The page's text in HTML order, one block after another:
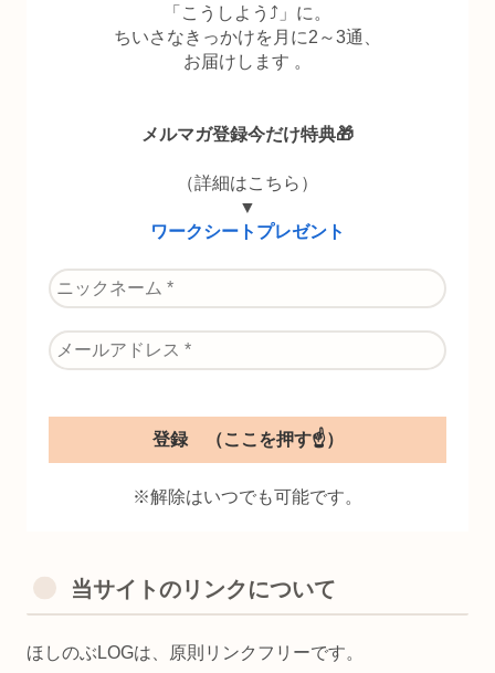
「こうしよう⤴」に。
ちいさなきっかけを月に2～3通、
お届けします 。
メルマガ登録今だけ特典🎁
（詳細はこちら）
▼
ワークシートプレゼント
※解除はいつでも可能です。
当サイトのリンクについて
ほしのぶLOGは、原則リンクフリーです。